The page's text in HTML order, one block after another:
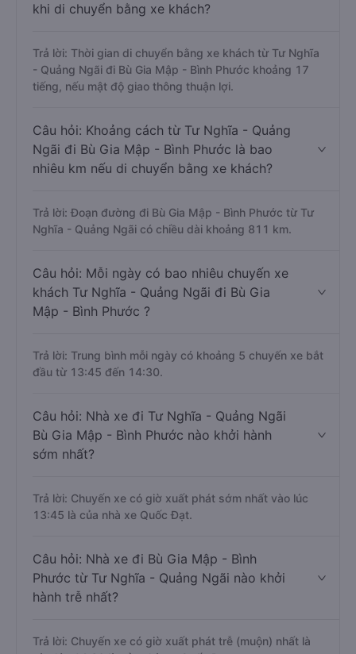
khi di chuyển bằng xe khách?
Trả lời: Thời gian di chuyển bằng xe khách từ Tư Nghĩa
- Quảng Ngãi đi Bù Gia Mập - Bình Phước khoảng 17
tiếng, nếu mật độ giao thông thuận lợi.
Câu hỏi: Khoảng cách từ Tư Nghĩa - Quảng
Ngãi đi Bù Gia Mập - Bình Phước là bao
nhiêu km nếu di chuyển bằng xe khách?
Trả lời: Đoạn đường đi Bù Gia Mập - Bình Phước từ Tư
Nghĩa - Quảng Ngãi có chiều dài khoảng 811 km.
Câu hỏi: Mỗi ngày có bao nhiêu chuyến xe
khách Tư Nghĩa - Quảng Ngãi đi Bù Gia
Mập - Bình Phước ?
Trả lời: Trung bình mỗi ngày có khoảng 5 chuyến xe bắt
đầu từ 13:45 đến 14:30.
Câu hỏi: Nhà xe đi Tư Nghĩa - Quảng Ngãi
Bù Gia Mập - Bình Phước nào khởi hành
sớm nhất?
Trả lời: Chuyến xe có giờ xuất phát sớm nhất vào lúc
13:45 là của nhà xe Quốc Đạt.
Câu hỏi: Nhà xe đi Bù Gia Mập - Bình
Phước từ Tư Nghĩa - Quảng Ngãi nào khởi
hành trễ nhất?
Trả lời: Chuyến xe có giờ xuất phát trễ (muộn) nhất là